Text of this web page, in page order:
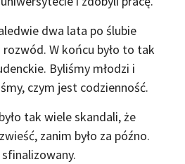
dwa lata po ślubie
W końcu było to tak
Byliśmy młodzi i
czym jest codzienność.
tak wiele skandali, że
zanim było za późno.